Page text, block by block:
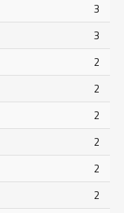
3
3
2
2
2
2
2
2